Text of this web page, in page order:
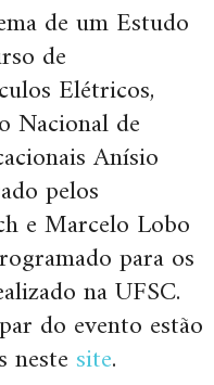
de um Estudo
de
Elétricos,
Nacional de
Anísio
pelos
e Marcelo Lobo
para os
na UFSC.
do evento estão
nestesite.